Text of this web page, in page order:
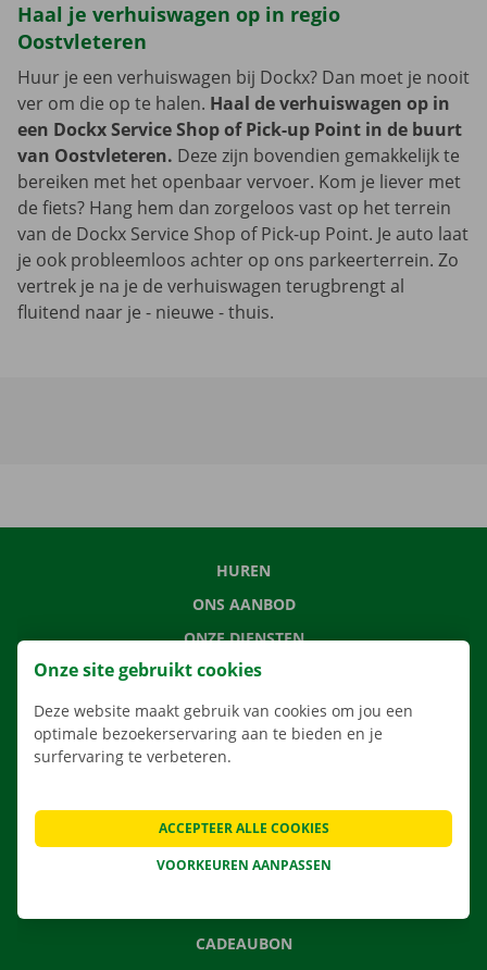
Haal je verhuiswagen op in regio
Oostvleteren
Huur je een verhuiswagen bij Dockx? Dan moet je nooit
ver om die op te halen. Haal de verhuiswagen op in
een Dockx Service Shop of Pick-up Point in de buurt
van Oostvleteren. Deze zijn bovendien gemakkelijk te
bereiken met het openbaar vervoer. Kom je liever met
de fiets? Hang hem dan zorgeloos vast op het terrein
van de Dockx Service Shop of Pick-up Point. Je auto laat
je ook probleemloos achter op ons parkeerterrein. Zo
vertrek je na je de verhuiswagen terugbrengt al
fluitend naar je - nieuwe - thuis.
HUREN
ONS AANBOD
ONZE DIENSTEN
LOCATIES
APP
VERHUISOPLOSSINGEN
CONTACTEER ONS
VEELGESTELDE VRAGEN
CADEAUBON
Onze site gebruikt cookies
Deze website maakt gebruik van cookies om jou een
optimale bezoekerservaring aan te bieden en je
surfervaring te verbeteren.
VOORKEUREN AANPASSEN
ACCEPTEER ALLE COOKIES